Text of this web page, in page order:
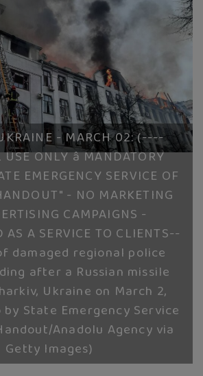
धागोबाट ‘ए फर एप्पलदेखि जेठ फर
बनाउनेहरु
पश्चिममा भ्यान र मोटरसाइकल
एक जनाको मृत्यु
चिस्यान केन्द्र अनुदान हिनामिना
आठबिसकोटका मेयरसहित ११
भ्रष्टाचार मुद्दा
महिनाअघि सजिएकी बेहुली, ६
सडकमा अस्ताइन्
आर्थिक वर्ष २०८२/८३ को
वार्षिक समीक्षा कार्यक्रम सम्पन्न
- MARCH 02: (----
ONLY â MANDATORY
EMERGENCY SERVICE OF
- NO MARKETING
CAMPAIGNS -
AS A SERVICE TO CLIENTS--
damaged regional police
after a Russian missile
Ukraine on March 2,
State Emergency Service
Anadolu Agency via
Getty Images)